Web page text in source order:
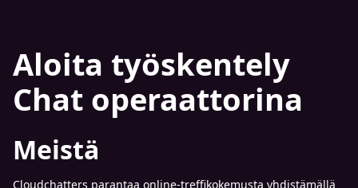
Aloita työskentely
Chat operaattorina
Meistä
Cloudchatters parantaa online-treffikokemusta yhdistämällä